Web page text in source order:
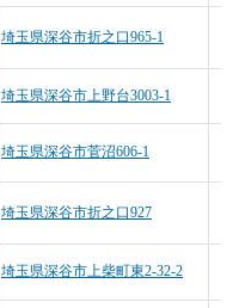
埼玉県深谷市折之口965-1
埼玉県深谷市上野台3003-1
埼玉県深谷市菅沼606-1
埼玉県深谷市折之口927
埼玉県深谷市上柴町東2-32-2